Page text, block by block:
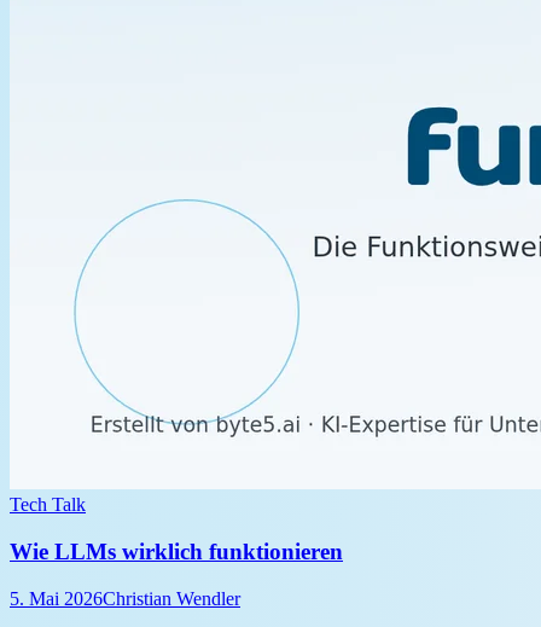
Tech Talk
Wie LLMs wirklich funktionieren
5. Mai 2026Christian Wendler